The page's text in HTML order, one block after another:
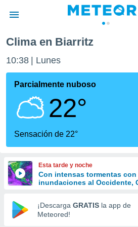
de
ha sido
que se
calidad.
a este
las
y
forma
digital
basada
Clima en Biarritz
10:38 Lunes
Parcialmente nuboso
22°
Sensación de 22°
Esta tarde y noche
Con intensas tormentas
inundaciones al Occidente,
¡Descarga GRATIS la app de
Meteored!